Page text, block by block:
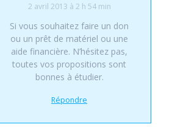
2 avril 2013 à 2 h 54 min
Si vous souhaitez faire un don
ou un prêt de matériel ou une
aide financière. N’hésitez pas,
toutes vos propositions sont
bonnes à étudier.
Répondre